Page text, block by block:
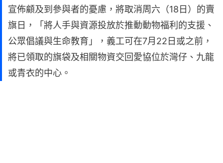
宣佈顧及到參與者的憂慮，將取消周六（18日）的賣
旗日，「將人手與資源投放於推動動物福利的支援、
公眾倡議與生命教育」，義工可在7月22日或之前，
將已領取的旗袋及相關物資交回愛協位於灣仔、九龍
或青衣的中心。